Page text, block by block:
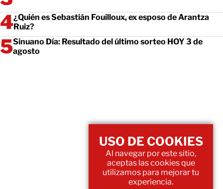
¿Quién es Sebastián Fouilloux, ex esposo de Arantza
Ruiz?
Sinuano Día: Resultado del último sorteo HOY 3 de
agosto
USO DE COOKIES
Al navegar por este sitio,
aceptas las cookies que
utilizamos para mejorar tu
experiencia.